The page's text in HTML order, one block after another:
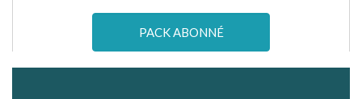
PACK ABONNÉ